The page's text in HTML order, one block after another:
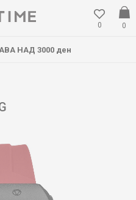
0
0
НАД 3000 ден